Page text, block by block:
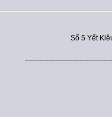
Số 5 Yết